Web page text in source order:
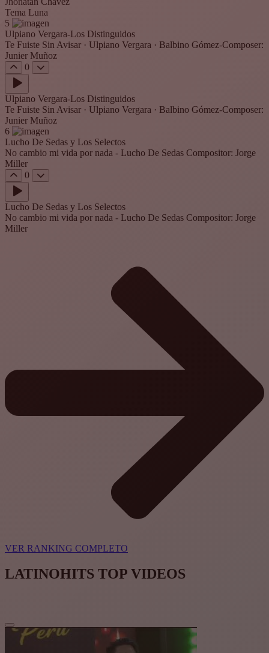
Tema Luna
5
Ulpiano Vergara-Los Distinguidos
Te Fuiste Sin Avisar · Ulpiano Vergara · Balbino Gómez-Composer:
Junier Muñoz
0
Ulpiano Vergara-Los Distinguidos
Te Fuiste Sin Avisar · Ulpiano Vergara · Balbino Gómez-Composer:
Junier Muñoz
6
Lucho De Sedas y Los Selectos
No cambio mi vida por nada - Lucho De Sedas Compositor: Jorge
Miller
0
Lucho De Sedas y Los Selectos
No cambio mi vida por nada - Lucho De Sedas Compositor: Jorge
Miller
VER RANKING COMPLETO
LATINOHITS TOP VIDEOS